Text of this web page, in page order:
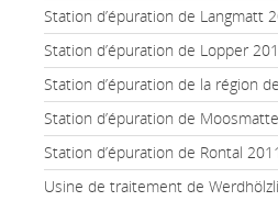
Station d’épuration de Langmatt
Station d’épuration de Lopper
Station d’épuration de la région
Station d’épuration de
Station d’épuration de Rontal 2011
Usine de traitement de Werdhölzli